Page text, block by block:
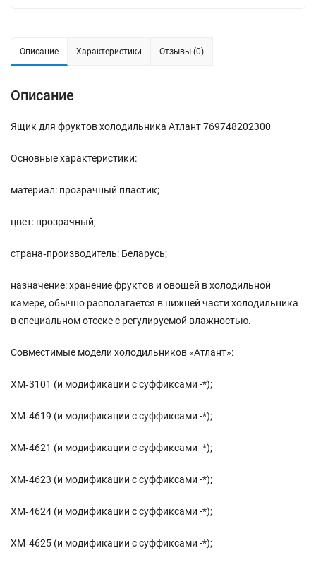
Описание Характеристики Отзывы (0)
Описание
Ящик для фруктов холодильника Атлант 769748202300
Основные характеристики:
материал: прозрачный пластик;
цвет: прозрачный;
страна‑производитель: Беларусь;
назначение: хранение фруктов и овощей в холодильной
камере, обычно располагается в нижней части холодильника
в специальном отсеке с регулируемой влажностью.
Совместимые модели холодильников «Атлант»:
ХМ‑3101 (и модификации с суффиксами -*);
ХМ‑4619 (и модификации с суффиксами -*);
ХМ‑4621 (и модификации с суффиксами -*);
ХМ‑4623 (и модификации с суффиксами -*);
ХМ‑4624 (и модификации с суффиксами -*);
ХМ‑4625 (и модификации с суффиксами -*);